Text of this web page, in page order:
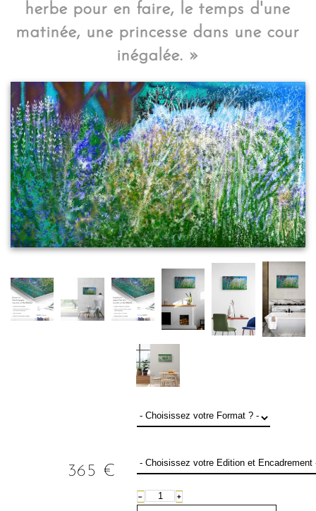
herbe pour en faire, le temps d'une
matinée, une princesse dans une cour
inégalée. »
365 €
− +